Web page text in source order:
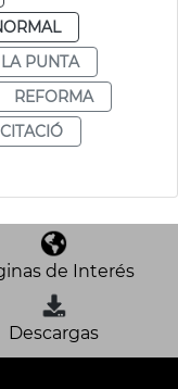
LA PUNTA
REFORMA
de Interés
Descargas